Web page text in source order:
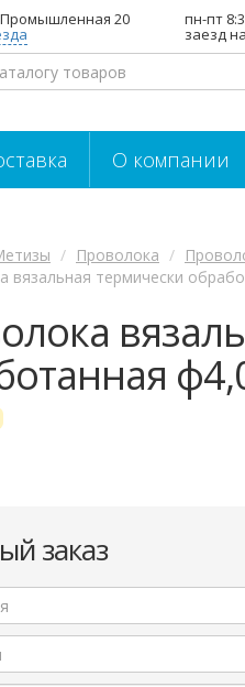
20 пн-пт
заезд
О компании
Проволока
вязальная термически
заказ